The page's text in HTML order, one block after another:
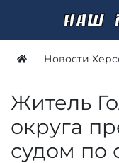
Новости
Житель
округа
судом по